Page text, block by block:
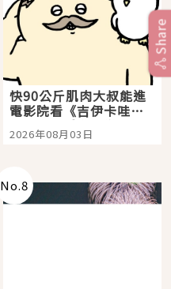
快90公斤肌肉大叔能進
電影院看《吉伊卡哇》
嗎？日本重金屬樂團
「打首」會長與nagano
2026年08月03日
No.8
Share